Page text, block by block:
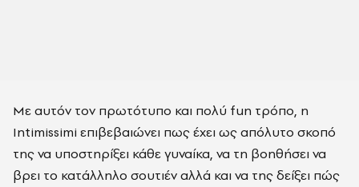
Με αυτόν τον πρωτότυπο και πολύ fun τρόπο, η
Intimissimi επιβεβαιώνει πως έχει ως απόλυτο σκοπό
της να υποστηρίξει κάθε γυναίκα, να τη βοηθήσει να
βρει το κατάλληλο σουτιέν αλλά και να της δείξει πώς